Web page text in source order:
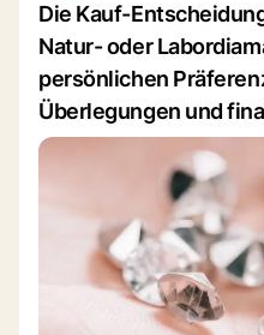
Die Kauf-
Natur- oder
persönlichen
Überlegungen und